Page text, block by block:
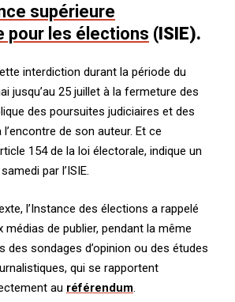
supérieure
pour les élections (ISIE).
interdiction durant la période du
jusqu’au 25 juillet à la fermeture des
des poursuites judiciaires et des
de son auteur. Et ce
154 de la loi électorale, indique un
par l’ISIE.
l’Instance des élections a rappelé
médias de publier, pendant la même
des sondages d’opinion ou des études
qui se rapportent
au référendum.